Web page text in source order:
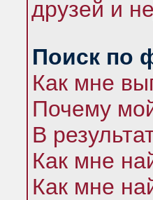
друзей и
Поиск по
Как мне
Почему
В
Как мне
Как мне